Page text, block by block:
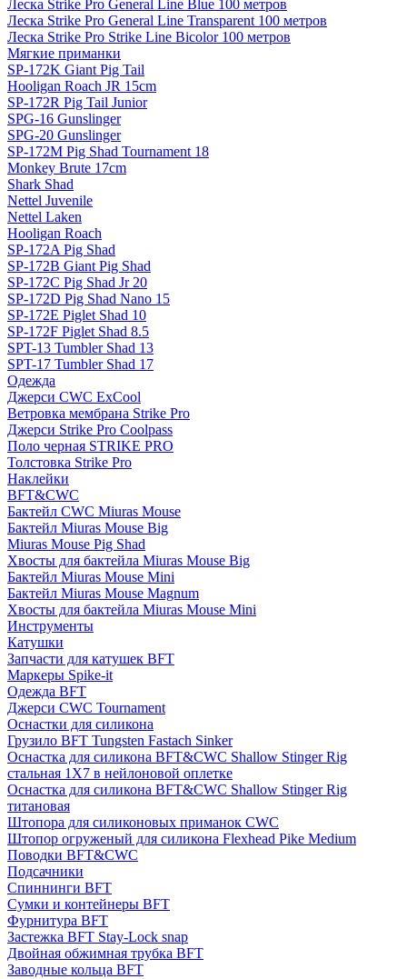
Леска Strike Pro General Line Blue 100 метров
Леска Strike Pro General Line Transparent 100 метров
Леска Strike Pro Strike Line Bicolor 100 метров
Мягкие приманки
SP-172K Giant Pig Tail
Hooligan Roach JR 15cm
SP-172R Pig Tail Junior
SPG-16 Gunslinger
SPG-20 Gunslinger
SP-172M Pig Shad Tournament 18
Monkey Brute 17cm
Shark Shad
Nettel Juvenile
Nettel Laken
Hooligan Roach
SP-172A Pig Shad
SP-172B Giant Pig Shad
SP-172C Pig Shad Jr 20
SP-172D Pig Shad Nano 15
SP-172E Piglet Shad 10
SP-172F Piglet Shad 8.5
SPT-13 Tumbler Shad 13
SPT-17 Tumbler Shad 17
Одежда
Джерси CWC ExCool
Ветровка мембрана Strike Pro
Джерси Strike Pro Coolpass
Поло черная STRIKE PRO
Толстовка Strike Pro
Наклейки
BFT&CWC
Бактейл CWC Miuras Mouse
Бактейл Miuras Mouse Big
Miuras Mouse Pig Shad
Хвосты для бактейла Miuras Mouse Big
Бактейл Miuras Mouse Mini
Бактейл Miuras Mouse Magnum
Хвосты для бактейла Miuras Mouse Mini
Инструменты
Катушки
Запчасти для катушек BFT
Маркеры Spike-it
Одежда BFT
Джерси CWC Tournament
Оснастки для силикона
Грузило BFT Tungsten Fastach Sinker
Оснастка для силикона BFT&CWC Shallow Stinger Rig
стальная 1X7 в нейлоновой оплетке
Оснастка для силикона BFT&CWC Shallow Stinger Rig
титановая
Штопора для силиконовых приманок CWC
Штопор огруженый для силикона Flexhead Pike Medium
Поводки BFT&CWC
Подсачники
Спиннинги BFT
Сумки и контейнеры BFT
Фурнитура BFT
Застежка BFT Stay-Lock snap
Двойная обжимная трубка BFT
Заводные кольца BFT